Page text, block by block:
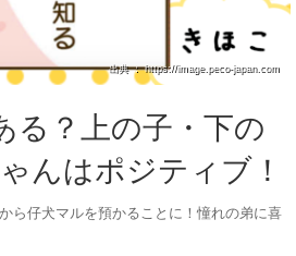
出典 ： https://image.peco-japan.com
る？上の子・下の
んはポジティブ！
ら仔犬マルを預かることに！憧れの弟に喜